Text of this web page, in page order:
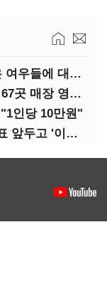
(생명의숨소리)쥐잡기 운동이 잡은 여우들에 대하여
홈플러스, DIP 2000억원 곧 입금…67곳 매장 영업 재개 예정
인당 10만원"
쿠팡, 과징금·화재…2분기 실적발표 앞두고 '이중악재'